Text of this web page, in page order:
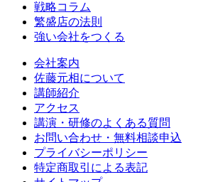
戦略コラム
繁盛店の法則
強い会社をつくる
会社案内
佐藤元相について
講師紹介
アクセス
講演・研修のよくある質問
お問い合わせ・無料相談申込
プライバシーポリシー
特定商取引による表記